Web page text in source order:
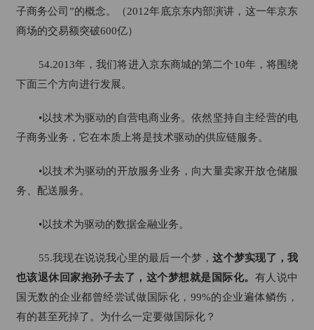
子商务公司”的概念。（2012年底京东内部演讲，这一年京东
商场的交易额突破600亿）
54.2013年，我们将进入京东商城的第二个10年，将围绕
下面三个方向进行发展。
•以技术为驱动的自营电商业务。依然坚持自主经营的电
子商务业务，它在本质上将是技术驱动的供应链服务。
•以技术为驱动的开放服务业务，向大量卖家开放仓储服
务、配送服务。
•以技术为驱动的数据金融业务。
55.我现在说说我心里的最后一个梦，这个梦实现了，我
也该退休回家抱孙子去了，这个梦想就是国际化。 有人说中
国无数的企业都曾经尝试做国际化，99%的企业遍体鳞伤，
有的甚至死掉了。为什么一定要做国际化？